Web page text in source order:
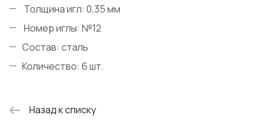
Толщина игл: 0,35 мм
Номер иглы: №12
Состав: сталь
Количество: 6 шт.
Назад к списку